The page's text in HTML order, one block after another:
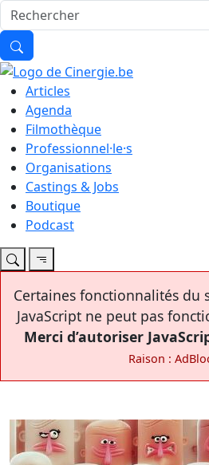
Articles
Agenda
Filmothèque
Professionnel·le·s
Organisations
Castings & Jobs
Boutique
Podcast
Certaines fonctionnalités du
JavaScript ne peut pas
Merci d’autoriser
Raison :